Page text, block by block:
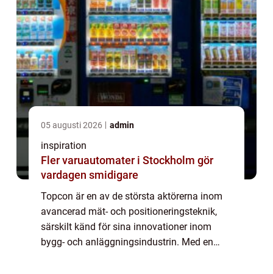
05 augusti 2026 admin
inspiration
Fler varuautomater i Stockholm gör
vardagen smidigare
Topcon är en av de största aktörerna inom
avancerad mät- och positioneringsteknik,
särskilt känd för sina innovationer inom
bygg- och anläggningsindustrin. Med en